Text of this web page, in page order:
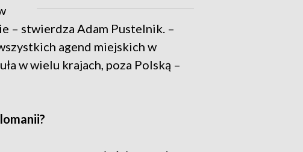
– stwierdza Adam Pustelnik. –
agend miejskich w
w wielu krajach, poza Polską –